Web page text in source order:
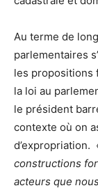
Au terme de
parlementaires
les propositions
la loi au
le président
contexte où on
d’expropriation.
constructions
acteurs que